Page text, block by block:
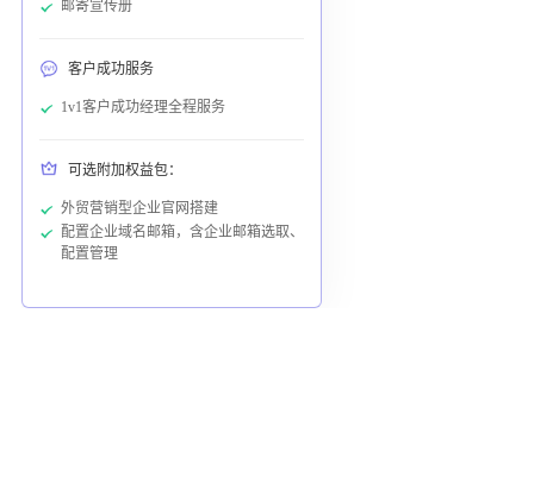
邮寄宣传册
客户成功服务
1v1客户成功经理全程服务
可选附加权益包：
外贸营销型企业官网搭建
配置企业域名邮箱，含企业邮箱选取、
配置管理